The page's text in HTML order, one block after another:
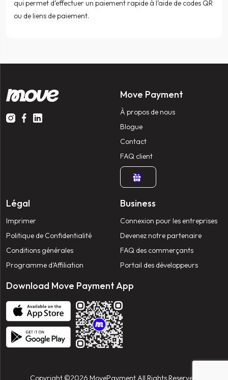
qui permet d’effectuer un paiement rapide à l’aide de codes QR
ou de liens de paiement.
Move Payment
À propos de nous
Blogue
Contact
FAQ client
Légal
Imprimer
Politique de Confidentialité
Conditions générales
Programme d’Affiliation
Business
Connexion pour les entreprises
Devenez notre partenaire
FAQ des commerçants
Portail des développeurs
Download Move Payment App
Copyright ©2026 MovePayment All Rights Reserved.